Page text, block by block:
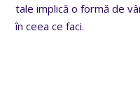
tale implică o formă de
în ceea ce faci.